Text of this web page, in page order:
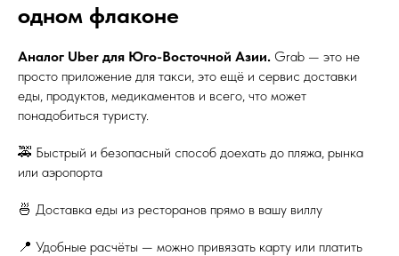
одном флаконе
Аналог Uber для Юго-Восточной Азии. Grab — это не
просто приложение для такси, это ещё и сервис доставки
еды, продуктов, медикаментов и всего, что может
понадобиться туристу.
🚕 Быстрый и безопасный способ доехать до пляжа, рынка
или аэропорта
🍜 Доставка еды из ресторанов прямо в вашу виллу
📍 Удобные расчёты — можно привязать карту или платить